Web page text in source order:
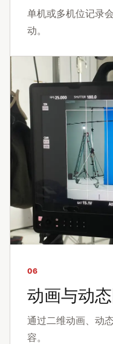
单机或多机位记录
动。
06
动画与动
通过二维动画、动
容。